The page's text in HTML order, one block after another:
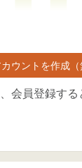
ウントを作成（
会員登録す